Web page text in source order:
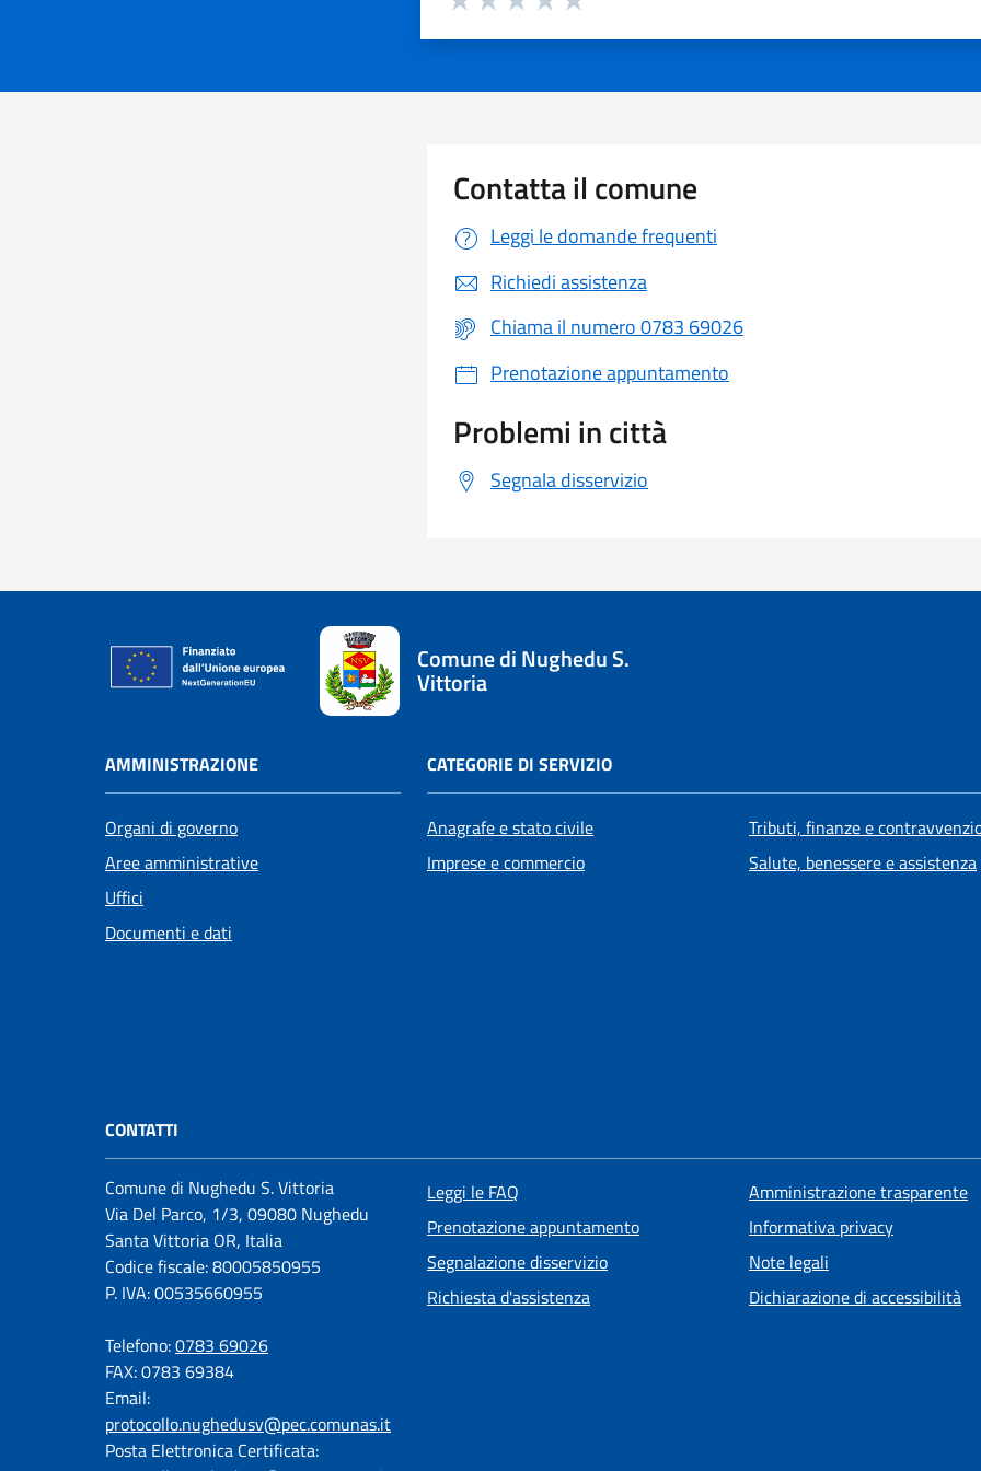
Contatta il comune
Leggi le domande frequenti
Richiedi assistenza
Chiama il numero 0783 69026
Prenotazione appuntamento
Problemi in città
Segnala disservizio
Comune di Nughedu S.
Vittoria
AMMINISTRAZIONE
Organi di governo
Aree amministrative
Uffici
Documenti e dati
CATEGORIE DI SERVIZIO
Anagrafe e stato civile
Imprese e commercio
Tributi, finanze e
Salute, benessere e assistenza
CONTATTI
Comune di Nughedu S. Vittoria
Via Del Parco, 1/3, 09080 Nughedu
Santa Vittoria OR, Italia
Codice fiscale: 80005850955
P. IVA: 00535660955
Telefono:0783 69026
FAX: 0783 69384
Email:
protocollo.nughedusv@pec.comunas.it
Posta Elettronica Certificata:
Leggi le FAQ
Prenotazione appuntamento
Segnalazione disservizio
Richiesta d'assistenza
Amministrazione trasparente
Informativa privacy
Note legali
Dichiarazione di accessibilità